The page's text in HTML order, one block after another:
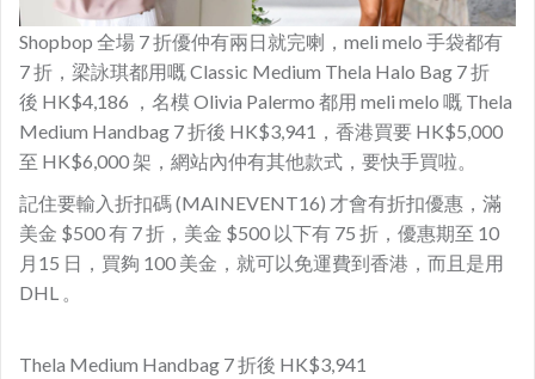
Shopbop 全場 7 折優仲有兩日就完喇，meli melo 手袋都有
7 折，梁詠琪都用嘅 Classic Medium Thela Halo Bag 7 折
後 HK$4,186 ，名模 Olivia Palermo 都用 meli melo 嘅 Thela
Medium Handbag 7 折後 HK$3,941，香港買要 HK$5,000
至 HK$6,000 架，網站內仲有其他款式，要快手買啦。
記住要輸入折扣碼 (MAINEVENT16) 才會有折扣優惠，滿
美金 $500 有 7 折，美金 $500 以下有 75 折，優惠期至 10
月15 日，買夠 100 美金，就可以免運費到香港，而且是用
DHL 。
Thela Medium Handbag 7 折後 HK$3,941